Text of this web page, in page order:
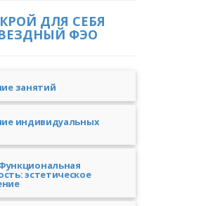
ДЛЯ СЕБЯ
ФЭО
занятий
индивидуальных
эстетическое